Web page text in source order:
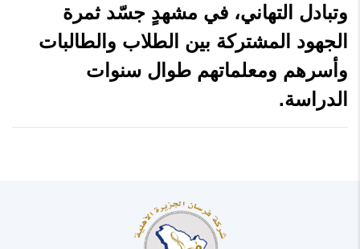
وتبادل التهاني، في مشهدٍ جسّد ثمرة
الجهود المشتركة بين الطلاب والطالبات
وأسرهم ومعلماتهم طوال سنوات
الدراسة.